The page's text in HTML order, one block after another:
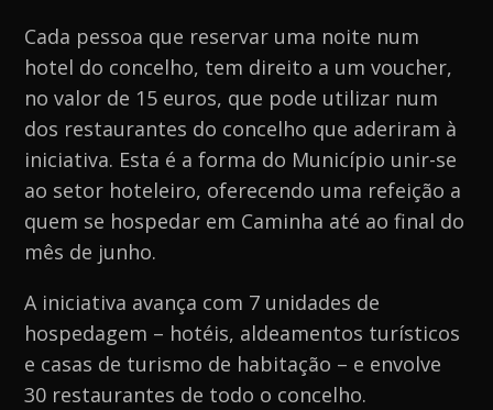
quem
se
hospedar
nos
seus
hotéis
durante
o
de
Junho
Cada pessoa que reservar uma noite num
hotel do concelho, tem direito a um voucher,
no valor de 15 euros, que pode utilizar num
dos restaurantes do concelho que aderiram à
iniciativa. Esta é a forma do Município unir-se
ao setor hoteleiro, oferecendo uma refeição a
quem se hospedar em Caminha até ao final do
mês de junho.
A iniciativa avança com 7 unidades de
hospedagem – hotéis, aldeamentos turísticos
e casas de turismo de habitação – e envolve
30 restaurantes de todo o concelho.